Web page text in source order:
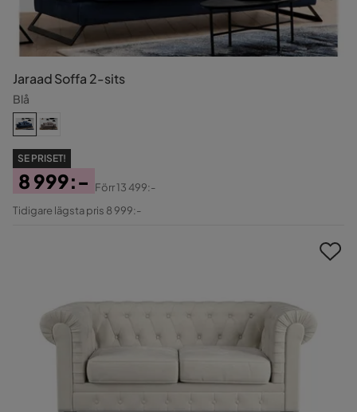
Jaraad Soffa 2-sits
Blå
SE PRISET!
Pris
8 999:-
Original
Förr13 499:-
Tidigare lägsta pris 8 999:-